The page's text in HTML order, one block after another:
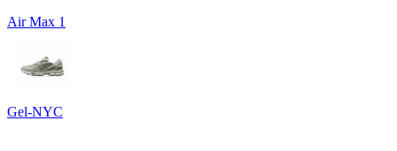
Air Max 1
Gel-NYC